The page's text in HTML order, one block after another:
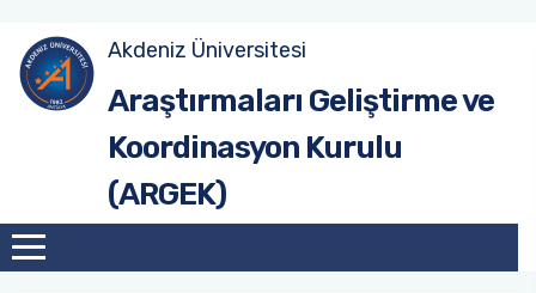
Akdeniz Üniversitesi
Araştırmaları Geliştirme ve
Koordinasyon Kurulu
(ARGEK)
Site Anasayfa
Üniversite Anasayfa
Tanıtım
Misyon & Vizyon
Organizasyon Şeması
Akdeniz Üniversitesi Araştırma Geliştirme
Hedef ve Öneriler (2017-2020)
Hedef ve Öneriler (2020-2023)
Hedef ve Öneriler (2023-2026)
Tanıtım
Birim AGEK'leri
Çalışma Esasları
AGEK Rapor Şablonu